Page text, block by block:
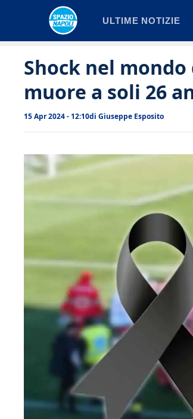
ULTIME NOTIZIE
Shock nel
muore a soli 26
15 Apr 2024 - 12:10di Giuseppe Esposito